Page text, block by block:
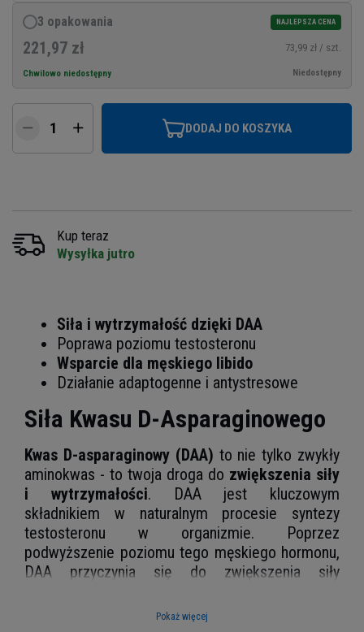
NAJLEPSZA CENA
3 opakowania
221,97 zł 73,99 zł / szt.
Chwilowo niedostępny Niedostępny
DODAJ DO KOSZYKA
Kup teraz
Wysyłka jutro
Siła i wytrzymałość dzięki DAA
Poprawa poziomu testosteronu
Wsparcie dla męskiego libido
Działanie adaptogenne i antystresowe
Siła Kwasu D-Asparaginowego
Kwas D-asparaginowy (DAA) to nie tylko zwykły
aminokwas - to twoja droga do zwiększenia siły
i wytrzymałości. DAA jest kluczowym
składnikiem w naturalnym procesie syntezy
testosteronu w organizmie. Poprzez
podwyższenie poziomu tego męskiego hormonu,
DAA przyczynia się do zwiększenia siły
intensywnym treningu. Z 3200 mg tego
Pokaż więcej